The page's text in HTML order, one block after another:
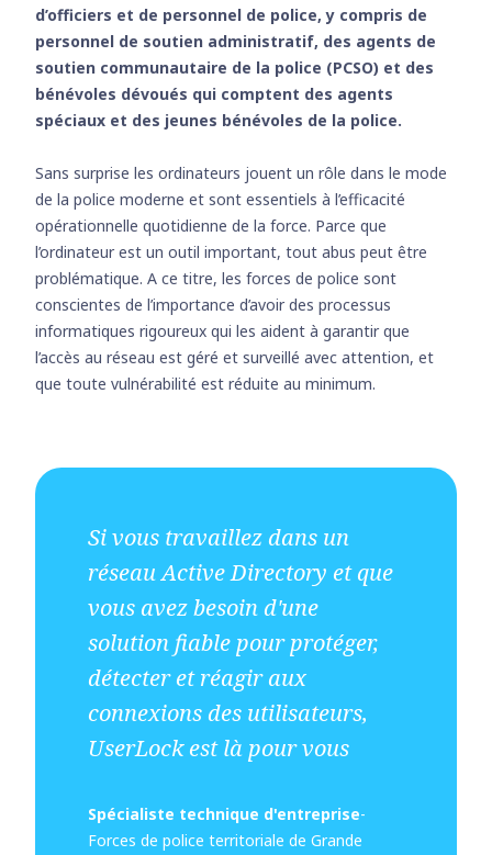
d’officiers et de personnel de police, y compris de
personnel de soutien administratif, des agents de
soutien communautaire de la police (PCSO) et des
bénévoles dévoués qui comptent des agents
spéciaux et des jeunes bénévoles de la police.
Sans surprise les ordinateurs jouent un rôle dans le mode
de la police moderne et sont essentiels à l’efficacité
opérationnelle quotidienne de la force. Parce que
l’ordinateur est un outil important, tout abus peut être
problématique. A ce titre, les forces de police sont
conscientes de l’importance d’avoir des processus
informatiques rigoureux qui les aident à garantir que
l’accès au réseau est géré et surveillé avec attention, et
que toute vulnérabilité est réduite au minimum.
Si vous travaillez dans un
réseau Active Directory et que
vous avez besoin d'une
solution fiable pour protéger,
détecter et réagir aux
connexions des utilisateurs,
UserLock est là pour vous
Spécialiste technique d'entreprise-
Forces de police territoriale de Grande